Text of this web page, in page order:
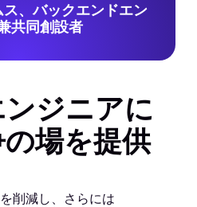
、バックエンドエン
共同創設者
ジニアに
場を提供
削減し、さらには